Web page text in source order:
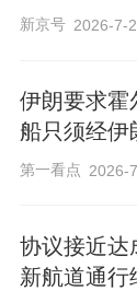
新京号 2026-7-
伊朗要求霍
船只须经伊
第一看点 2026-
协议接近达
新航道通行